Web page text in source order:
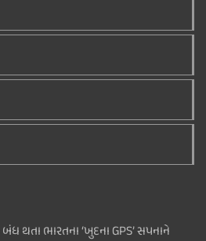
થતા ભારતના ‘ખુદના GPS’ સપનાને